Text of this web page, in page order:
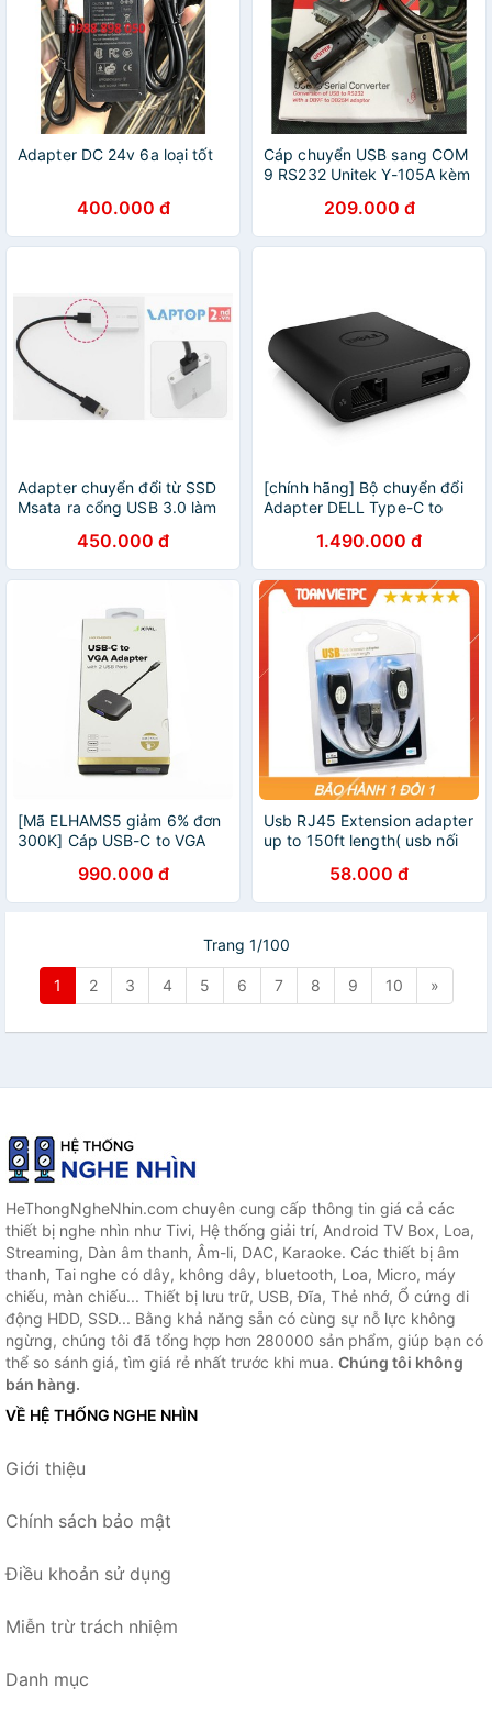
Adapter DC 24v 6a loại tốt
400.000 đ
Cáp chuyển USB sang COM
9 RS232 Unitek Y-105A kèm
209.000 đ
Adapter chuyển đổi từ SSD
Msata ra cổng USB 3.0 làm
450.000 đ
[chính hãng] Bộ chuyển đổi
Adapter DELL Type-C to
1.490.000 đ
[Mã ELHAMS5 giảm 6% đơn
300K] Cáp USB-C to VGA
990.000 đ
Usb RJ45 Extension adapter
up to 150ft length( usb nối
kéo dài 45m)58.000 đ
Trang 1/100
1 2 3 4 5 6 7 8 9 10 »
HeThongNgheNhin.com chuyên cung cấp thông tin giá cả các
thiết bị nghe nhìn như Tivi, Hệ thống giải trí, Android TV Box, Loa,
Streaming, Dàn âm thanh, Âm-li, DAC, Karaoke. Các thiết bị âm
thanh, Tai nghe có dây, không dây, bluetooth, Loa, Micro, máy
chiếu, màn chiếu... Thiết bị lưu trữ, USB, Đĩa, Thẻ nhớ, Ổ cứng di
động HDD, SSD... Bằng khả năng sẵn có cùng sự nỗ lực không
ngừng, chúng tôi đã tổng hợp hơn 280000 sản phẩm, giúp bạn có
thể so sánh giá, tìm giá rẻ nhất trước khi mua. Chúng tôi không
bán hàng.
VỀ HỆ THỐNG NGHE NHÌN
Giới thiệu
Chính sách bảo mật
Điều khoản sử dụng
Miễn trừ trách nhiệm
Danh mục